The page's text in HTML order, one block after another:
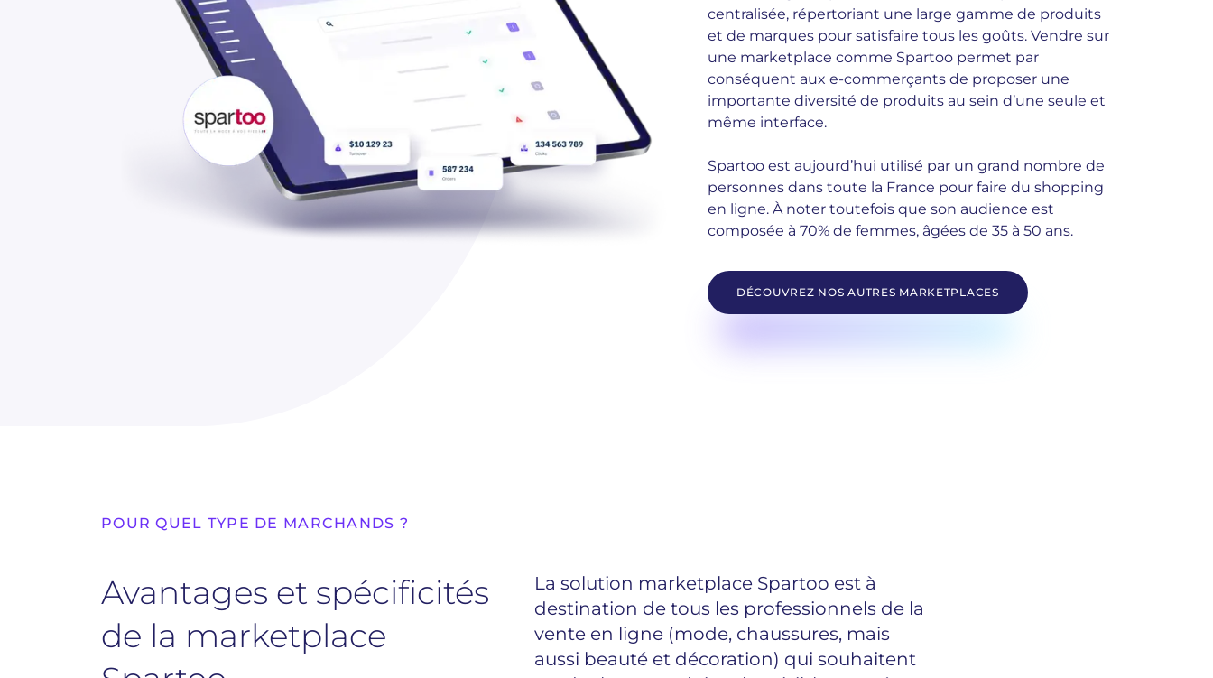
centralisée, répertoriant une large gamme de produits
et de marques pour satisfaire tous les goûts. Vendre sur
une marketplace comme Spartoo permet par
conséquent aux e-commerçants de proposer une
importante diversité de produits au sein d’une seule et
même interface.
Spartoo est aujourd’hui utilisé par un grand nombre de
personnes dans toute la France pour faire du shopping
en ligne. À noter toutefois que son audience est
composée à 70% de femmes, âgées de 35 à 50 ans.
DÉCOUVREZ NOS AUTRES MARKETPLACES
POUR QUEL TYPE DE MARCHANDS ?
Avantages et spécificités
de la marketplace
La solution marketplace Spartoo est à
destination de tous les professionnels de la
vente en ligne (mode, chaussures, mais
aussi beauté et décoration) qui souhaitent